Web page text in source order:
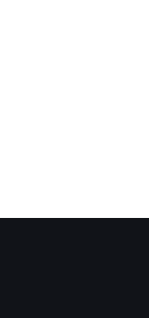
élégante